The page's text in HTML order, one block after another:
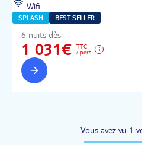
Wifi
SPLASH BEST SELLER
6 nuits dès
1 031€
TTC
/ pers.
Vous avez vu 1